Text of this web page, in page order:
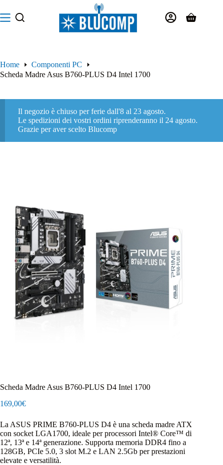
al
contenuto
Carrello
Home
Componenti PC
Scheda Madre Asus B760-PLUS D4 Intel 1700
Il negozio è chiuso per ferie dall'8 al 23 agosto.
Le spedizioni dei vostri ordini riprenderanno il 24 agosto.
Grazie per aver scelto Blucomp
Scheda Madre Asus B760-PLUS D4 Intel 1700
169,00€
La ASUS PRIME B760-PLUS D4 è una scheda madre ATX
con socket LGA1700, ideale per processori Intel® Core™ di
12ª, 13ª e 14ª generazione. Supporta memoria DDR4 fino a
128GB, PCIe 5.0, 3 slot M.2 e LAN 2.5Gb per prestazioni
elevate e versatilità.